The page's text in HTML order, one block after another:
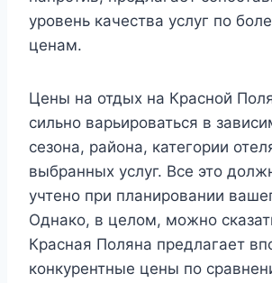
уровень качества услуг по
ценам.
Цены на отдых на Красной
сильно варьироваться в
сезона, района, категории
выбранных услуг. Все это
учтено при планировании
Однако, в целом, можно
Красная Поляна предлагает
конкурентные цены по